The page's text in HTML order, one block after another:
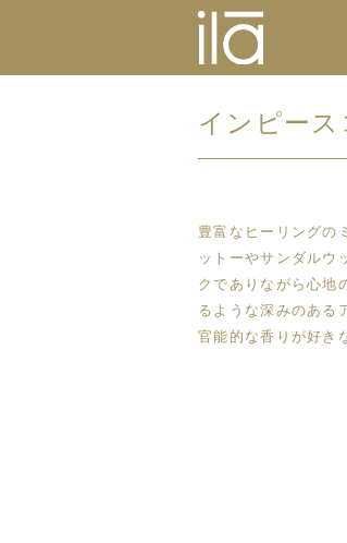
インピー
豊富なヒーリングの
ットーやサンダルウ
クでありながら心地
るような深みのある
官能的な香りが好き